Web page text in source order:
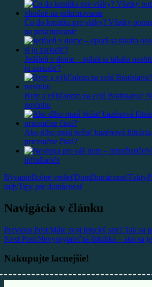
Čo do krmítka pre vtáky? Všetky
na prikrmovanie
Jedáleň v dome – oplatí sa takáto
ju zariadiť?
Byty s výhľadom na celú Bratislavu?
novinku
Ako dlho musí bežať bazénová
priezračne čistá?
infražiariče
BývanieDobré vedieťDomDomácnosťFakty
radyTipy pre domácnosť
Navigácia v článku
Previous Post:Máte svoj letecký sen? Tak sa
Next Post:Nevyspytateľná štikútka – ako sa
Nakupujte lacnejšie!